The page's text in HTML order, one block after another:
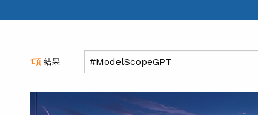
1項結果